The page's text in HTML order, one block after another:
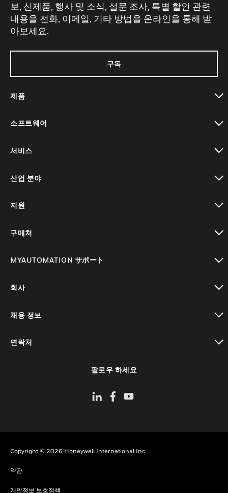
보, 신제품, 행사 및 소식, 설문 조사, 특별 할인 관련
내용을 전화, 이메일, 기타 방법을 온라인을 통해 받
아보세요.
구독
제품
소프트웨어
서비스
산업 분야
지원
구매처
MYAUTOMATION サポート
회사
채용 정보
연락처
팔로우 하세요
Copyright © 2026 Honeywell International Inc
약관
개인정보 보호정책